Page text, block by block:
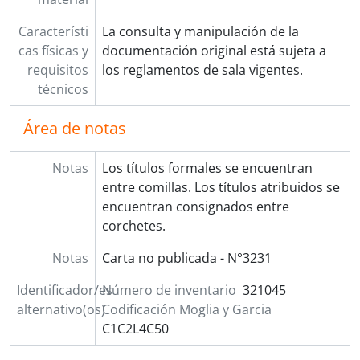
SsrC PA-JMG - Correspondencia de Pedro Arno dirigida a Juan María Gutiérrez
SsrC BA-JMG - Correspondencia de Blas Aspiazú dirigida a Juan María Gutiérrez
SsrC JA-JMG - Correspondencia de Joaquín Auli dirigida a Juan María Gutiérrez
SsrC GGdA-JT - Correspondencia de Gertrudis Gómez de Avellaneda dirigida a Juan Thompson
SsrC CB-JMG - Correspondencia de Charles Barbier dirigida a Juan María Gutiérrez
SsrC FB-JMG - Correspondencia de Federico Barra dirigida a Juan María Gutiérrez
SsrC JIdB-JC - Correspondencia de José Ignacio de Basadre dirigida a Joaquín Calvo
SsrC DdB-MRdA - Correspondencia de Domingo de Basavilbaso dirigida a Matheo Ramón de Álzaga
SsrC ByJM-JMG - Correspondencia de Basset y J. Mansilla dirigida a Juan María Gutiérrez
SsrC MB-JMG - Correspondencia de Mariano Baudrix dirigida a Juan María Gutiérrez
SsrC EB-JMG - Correspondencia de Elías Bedoya dirigida a Juan María Gutiérrez
SsrC BdG-JMG - Correspondencia de Belat de Gosnoy dirigida a Juan María Gutiérrez
SsrC CB-JMG - Correspondencia de Carmen Belgrano dirigida a Juan María Gutiérrez
SsrC MBC-JMG - Correspondencia de Manuel Belgrano Cabral dirigida a Juan María Gutiérrez
SsrC MRdB-JMG - Correspondencia de Manuel R. de Belgrano dirigida a Juan María Gutiérrez
Característi
cas físicas y
requisitos
técnicos
La consulta y manipulación de la
documentación original está sujeta a
los reglamentos de sala vigentes.
Área de notas
Notas
Los títulos formales se encuentran
entre comillas. Los títulos atribuidos se
encuentran consignados entre
corchetes.
Notas
Carta no publicada - N°3231
Identificador/es
alternativo(os)
Número de inventario 321045
Codificación Moglia y Garcia
C1C2L4C50